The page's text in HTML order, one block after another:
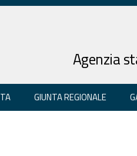
Agenzia
GIUNTA REGIONALE